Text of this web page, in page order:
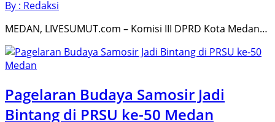
By : Redaksi
MEDAN, LIVESUMUT.com – Komisi III DPRD Kota Medan…
Pagelaran Budaya Samosir Jadi
Bintang di PRSU ke-50 Medan